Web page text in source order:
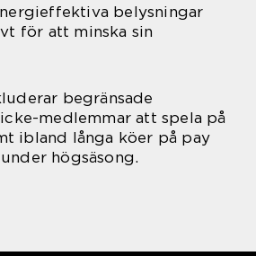
belysningar
för att minska sin
begränsade
medlemmar att spela på
ibland långa köer på pay
högsäsong.